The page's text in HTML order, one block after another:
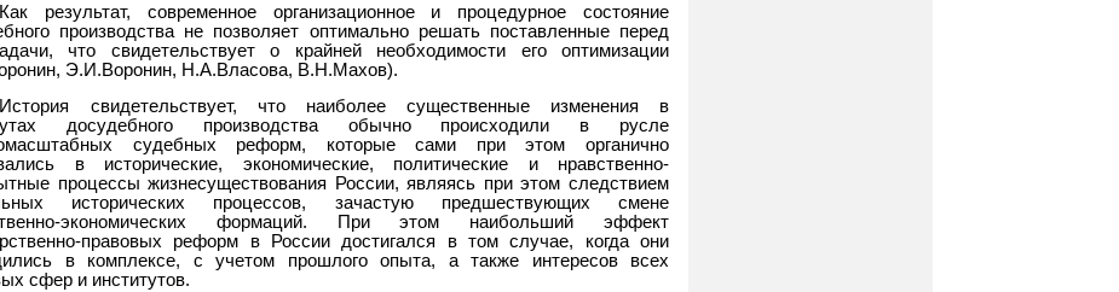
Как результат, современное организационное и процедурное состояние
производства не позволяет оптимально решать поставленные перед
что свидетельствует о крайней необходимости его оптимизации
Э.И.Воронин, Н.А.Власова, В.Н.Махов).
История свидетельствует, что наиболее существенные изменения в
досудебного производства обычно происходили в русле
судебных реформ, которые сами при этом органично
в исторические, экономические, политические и нравственно-
процессы жизнесуществования России, являясь при этом следствием
исторических процессов, зачастую предшествующих смене
экономических формаций. При этом наибольший эффект
правовых реформ в России достигался в том случае, когда они
в комплексе, с учетом прошлого опыта, а также интересов всех
сфер и институтов.